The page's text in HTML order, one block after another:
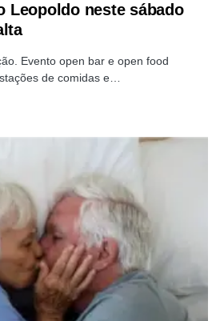
Leopoldo neste sábado
Evento open bar e open food
de comidas e…